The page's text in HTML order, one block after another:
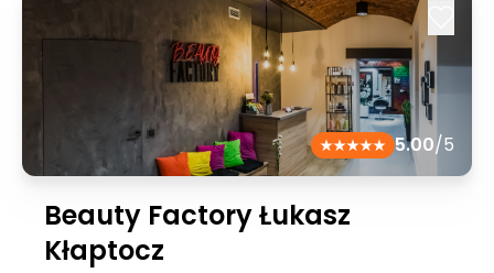
5.00/5
Beauty Factory Łukasz
Kłaptocz